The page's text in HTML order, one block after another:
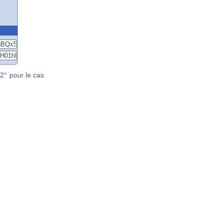
pour le cas